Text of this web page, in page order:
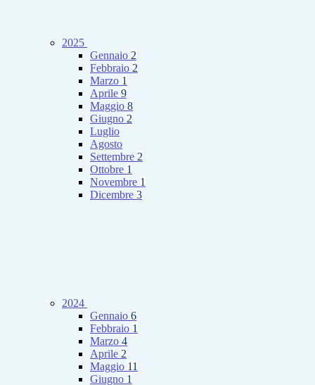
2025
Gennaio 2
Febbraio 2
Marzo 1
Aprile 9
Maggio 8
Giugno 2
Luglio
Agosto
Settembre 2
Ottobre 1
Novembre 1
Dicembre 3
2024
Gennaio 6
Febbraio 1
Marzo 4
Aprile 2
Maggio 11
Giugno 1